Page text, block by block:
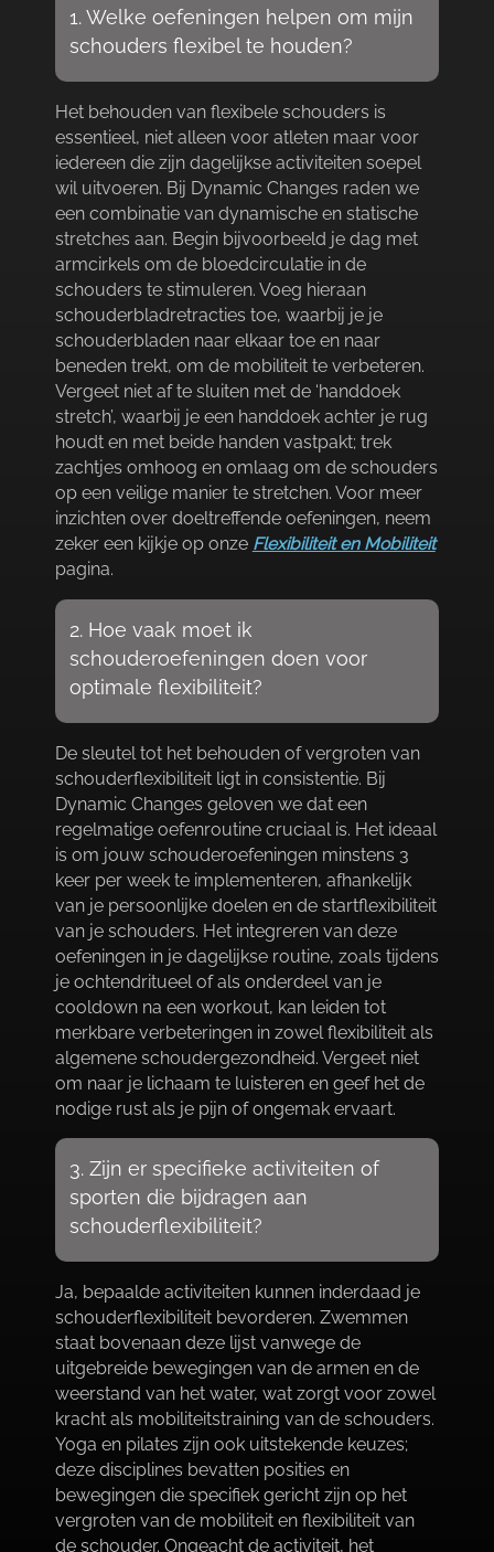
1.​ Welke oefeningen helpen om mijn
schouders flexibel te houden?
Het behouden van flexibele schouders is
essentieel, niet alleen voor atleten maar voor
iedereen die zijn dagelijkse activiteiten soepel
wil uitvoeren.​ Bij Dynamic Changes raden we
een combinatie van dynamische en statische
stretches aan.​ Begin bijvoorbeeld je dag met
armcirkels om de bloedcirculatie in de
schouders te stimuleren.​ Voeg hieraan
schouderbladretracties toe, waarbij je je
schouderbladen naar elkaar toe en naar
beneden trekt, om de mobiliteit te verbeteren.​
Vergeet niet af te sluiten met de ‘handdoek
stretch’, waarbij je een handdoek achter je rug
houdt en met beide handen vastpakt; trek
zachtjes omhoog en omlaag om de schouders
op een veilige manier te stretchen.​ Voor meer
inzichten over doeltreffende oefeningen, neem
zeker een kijkje op onze Flexibiliteit en Mobiliteit
pagina.​
2.​ Hoe vaak moet ik
schouderoefeningen doen voor
optimale flexibiliteit?
De sleutel tot het behouden of vergroten van
schouderflexibiliteit ligt in consistentie.​ Bij
Dynamic Changes geloven we dat een
regelmatige oefenroutine cruciaal is.​ Het ideaal
is om jouw schouderoefeningen minstens 3
keer per week te implementeren, afhankelijk
van je persoonlijke doelen en de startflexibiliteit
van je schouders.​ Het integreren van deze
oefeningen in je dagelijkse routine, zoals tijdens
je ochtendritueel of als onderdeel van je
cooldown na een workout, kan leiden tot
merkbare verbeteringen in zowel flexibiliteit als
algemene schoudergezondheid.​ Vergeet niet
om naar je lichaam te luisteren en geef het de
nodige rust als je pijn of ongemak ervaart.​
3.​ Zijn er specifieke activiteiten of
sporten die bijdragen aan
schouderflexibiliteit?
Ja, bepaalde activiteiten kunnen inderdaad je
schouderflexibiliteit bevorderen.​ Zwemmen
staat bovenaan deze lijst vanwege de
uitgebreide bewegingen van de armen en de
weerstand van het water, wat zorgt voor zowel
kracht als mobiliteitstraining van de schouders.​
Yoga en pilates zijn ook uitstekende keuzes;
deze disciplines bevatten posities en
bewegingen die specifiek gericht zijn op het
vergroten van de mobiliteit en flexibiliteit van
de schouder.​ Ongeacht de activiteit, het